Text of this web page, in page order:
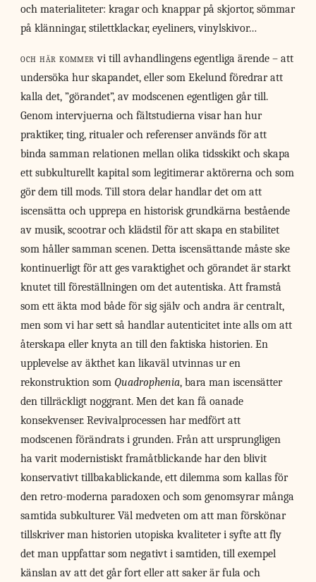
och materialiteter: kragar och knappar på skjortor, sömmar
på klänningar, stilettklackar, eyeliners, vinylskivor…
och här kommer vi till avhandlingens egentliga ärende – att
undersöka hur skapandet, eller som Ekelund föredrar att
kalla det, ”görandet”, av modscenen egentligen går till.
Genom intervjuerna och fältstudierna visar han hur
praktiker, ting, ritualer och referenser används för att
binda samman relationen mellan olika tidsskikt och skapa
ett subkulturellt kapital som legitimerar aktörerna och som
gör dem till mods. Till stora delar handlar det om att
iscensätta och upprepa en historisk grundkärna bestående
av musik, scootrar och klädstil för att skapa en stabilitet
som håller samman scenen. Detta iscensättande måste ske
kontinuerligt för att ges varaktighet och görandet är starkt
knutet till föreställningen om det autentiska. Att framstå
som ett äkta mod både för sig själv och andra är centralt,
men som vi har sett så handlar autenticitet inte alls om att
återskapa eller knyta an till den faktiska historien. En
upplevelse av äkthet kan likaväl utvinnas ur en
rekonstruktion som Quadrophenia, bara man iscensätter
den tillräckligt noggrant. Men det kan få oanade
konsekvenser. Revivalprocessen har medfört att
modscenen förändrats i grunden. Från att ursprungligen
ha varit modernistiskt framåtblickande har den blivit
konservativt tillbakablickande, ett dilemma som kallas för
den retro-moderna paradoxen och som genomsyrar många
samtida subkulturer. Väl medveten om att man förskönar
tillskriver man historien utopiska kvaliteter i syfte att fly
det man uppfattar som negativt i samtiden, till exempel
känslan av att det går fort eller att saker är fula och